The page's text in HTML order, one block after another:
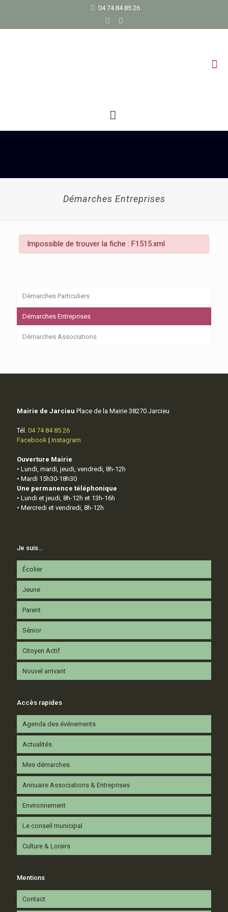
04 74 84 85 26
Démarches Entreprises
Impossible de trouver la fiche : F1515.xml
Démarches Particuliers
Démarches Entreprises
Démarches Associations
Mairie de Jarcieu Place de la Mairie 38270 Jarcieu
Tél. 04 74 84 85 26
Facebook | Instagram
Ouverture Mairie
• Lundi, mardi, jeudi, vendredi, 8h-12h
• Mardi 15h30-18h30
Une permanence téléphonique
• Lundi et jeudi, 8h-12h et 13h-16h
• Mercredi et vendredi, 8h-12h
Je suis…
Écolier
Jeune
Parent
Sénior
Citoyen Actif
Nouvel arrivant
Accès rapides
Agenda des événements
Actualités
Mes démarches
Annuaire Associations & Entreprises
Environnement
Le conseil municipal
Culture & Loisirs
Mentions
Contact